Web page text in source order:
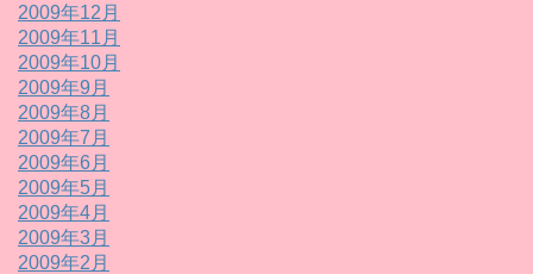
2009年12月
2009年11月
2009年10月
2009年9月
2009年8月
2009年7月
2009年6月
2009年5月
2009年4月
2009年3月
2009年2月